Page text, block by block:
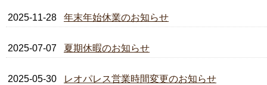
2025-11-28 年末年始休業のお知らせ
2025-07-07 夏期休暇のお知らせ
2025-05-30 レオパレス営業時間変更のお知らせ